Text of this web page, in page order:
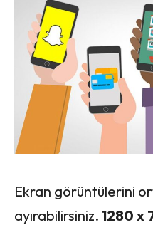
Ekran görüntülerini
ayırabilirsiniz. 1280 x